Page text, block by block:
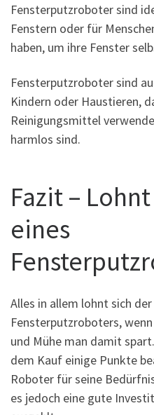
Fensterputzroboter sind
Fenstern oder für
haben, um ihre Fenster
Fensterputzroboter sind
Kindern oder Haustieren,
Reinigungsmittel
harmlos sind.
Fazit –
eines
Alles in allem lohnt sich
Fensterputzroboters,
und Mühe man damit
dem Kauf einige Punkte
Roboter für seine
es jedoch eine gute